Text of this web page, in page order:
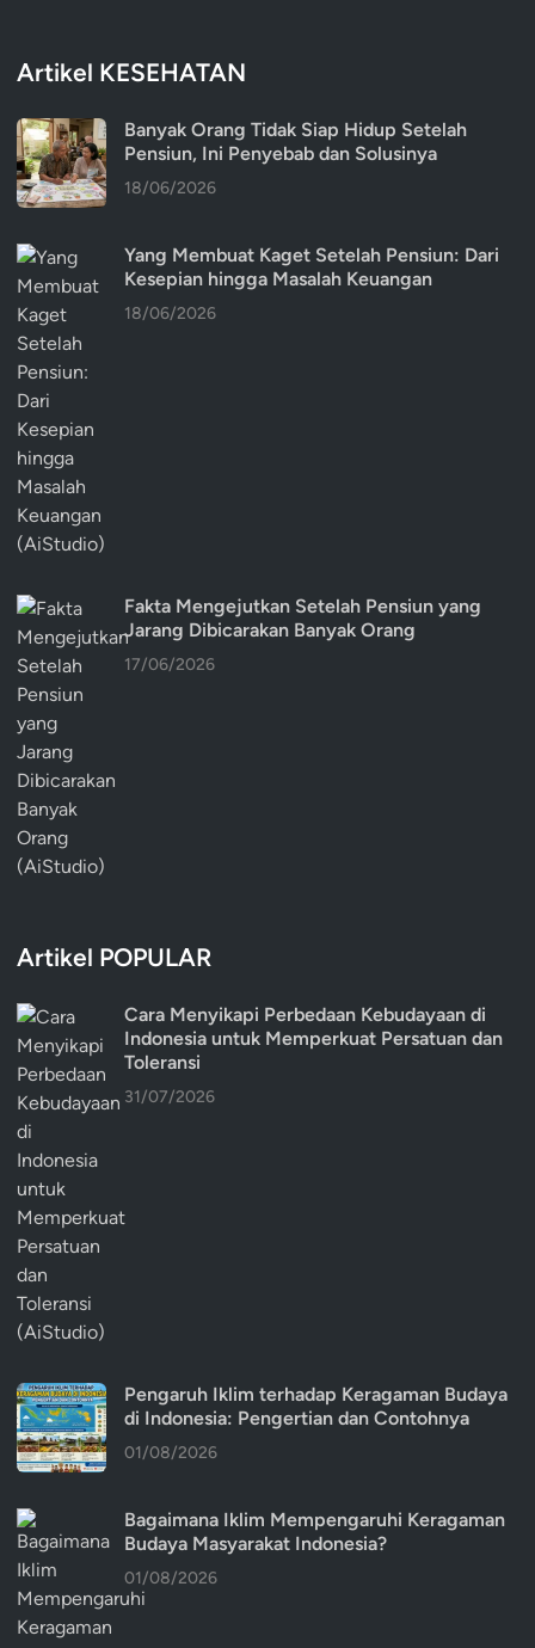
Artikel KESEHATAN
Banyak Orang Tidak Siap Hidup Setelah
Pensiun, Ini Penyebab dan Solusinya
18/06/2026
Yang Membuat Kaget Setelah Pensiun: Dari
Kesepian hingga Masalah Keuangan
18/06/2026
Fakta Mengejutkan Setelah Pensiun yang
Jarang Dibicarakan Banyak Orang
17/06/2026
Artikel POPULAR
Cara Menyikapi Perbedaan Kebudayaan di
Indonesia untuk Memperkuat Persatuan dan
Toleransi
31/07/2026
Pengaruh Iklim terhadap Keragaman Budaya
di Indonesia: Pengertian dan Contohnya
01/08/2026
Bagaimana Iklim Mempengaruhi Keragaman
Budaya Masyarakat Indonesia?
01/08/2026